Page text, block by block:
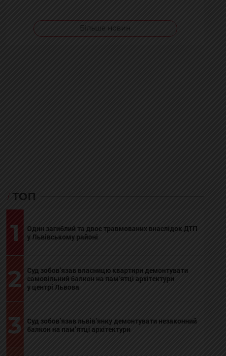
Більше новин
ТОП
1
Один загиблий та двоє травмованих внаслідок ДТП
у Львівському районі
2
Суд зобов’язав власницю квартири демонтувати
самовільний балкон на пам’ятці архітектури
у центрі Львова
3
Суд зобов’язав львів’янку демонтувати незаконний
балкон на пам’ятці архітектури